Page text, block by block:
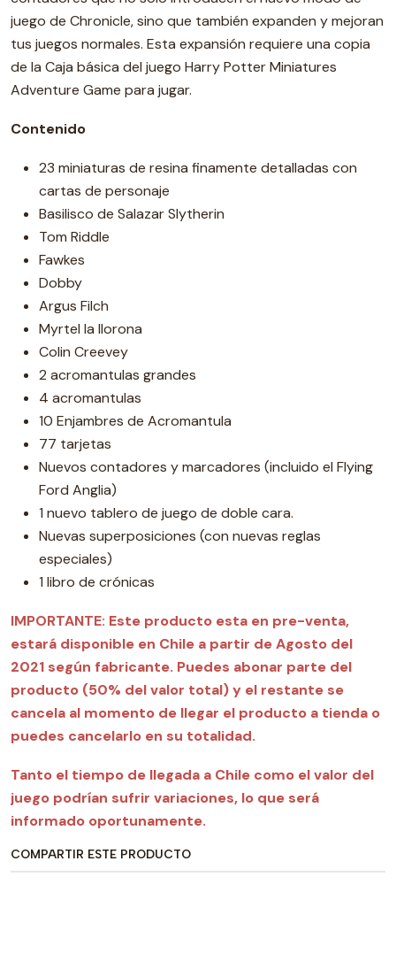
juego de Chronicle, sino que también expanden y mejoran
tus juegos normales. Esta expansión requiere una copia
de la Caja básica del juego Harry Potter Miniatures
Adventure Game para jugar.
Contenido
23 miniaturas de resina finamente detalladas con
cartas de personaje
Basilisco de Salazar Slytherin
Tom Riddle
Fawkes
Dobby
Argus Filch
Myrtel la llorona
Colin Creevey
2 acromantulas grandes
4 acromantulas
10 Enjambres de Acromantula
77 tarjetas
Nuevos contadores y marcadores (incluido el Flying
Ford Anglia)
1 nuevo tablero de juego de doble cara.
Nuevas superposiciones (con nuevas reglas
especiales)
1 libro de crónicas
IMPORTANTE: Este producto esta en pre-venta,
estará disponible en Chile a partir de Agosto del
2021 según fabricante. Puedes abonar parte del
producto (50% del valor total) y el restante se
cancela al momento de llegar el producto a tienda o
puedes cancelarlo en su totalidad.
Tanto el tiempo de llegada a Chile como el valor del
juego podrían sufrir variaciones, lo que será
informado oportunamente.
COMPARTIR ESTE PRODUCTO